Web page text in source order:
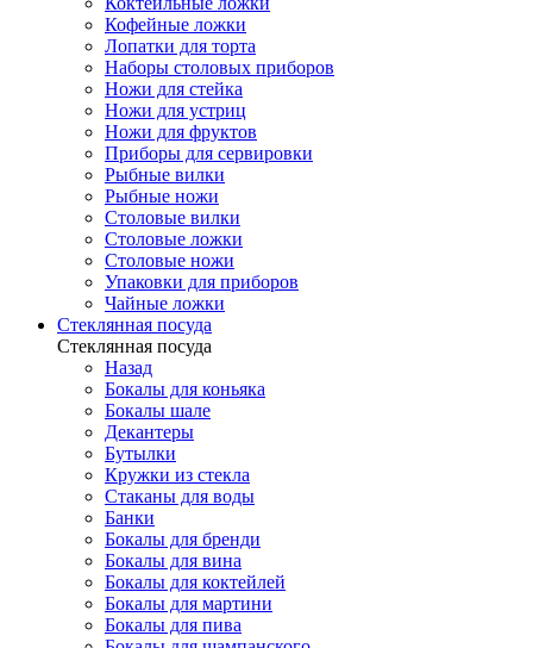
Кофейные ложки
Лопатки для торта
Наборы столовых приборов
Ножи для стейка
Ножи для устриц
Ножи для фруктов
Приборы для сервировки
Рыбные вилки
Рыбные ножи
Столовые вилки
Столовые ложки
Столовые ножи
Упаковки для приборов
Чайные ложки
Стеклянная посуда
Стеклянная посуда
Назад
Бокалы для коньяка
Бокалы шале
Декантеры
Бутылки
Кружки из стекла
Стаканы для воды
Банки
Бокалы для бренди
Бокалы для вина
Бокалы для коктейлей
Бокалы для мартини
Бокалы для пива